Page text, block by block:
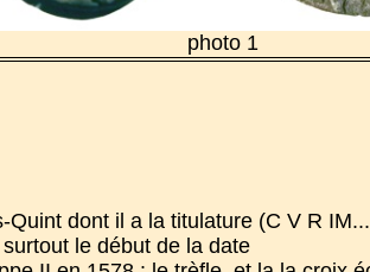
photo 1
dont il a la titulature (C V R
le début de la date